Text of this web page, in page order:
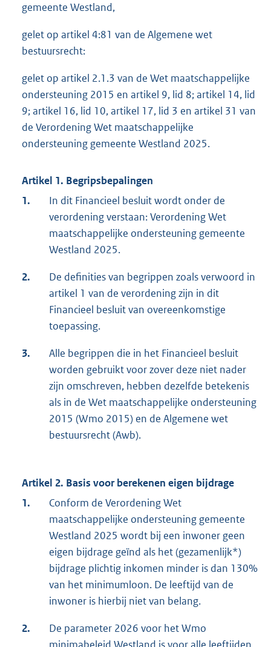
gemeente Westland,
gelet op artikel 4:81 van de Algemene wet
bestuursrecht:
gelet op artikel 2.1.3 van de Wet maatschappelijke
ondersteuning 2015 en artikel 9, lid 8; artikel 14, lid
9; artikel 16, lid 10, artikel 17, lid 3 en artikel 31 van
de Verordening Wet maatschappelijke
ondersteuning gemeente Westland 2025.
Artikel 1. Begripsbepalingen
1.
In dit Financieel besluit wordt onder de
verordening verstaan: Verordening Wet
maatschappelijke ondersteuning gemeente
Westland 2025.
2.
De definities van begrippen zoals verwoord in
artikel 1 van de verordening zijn in dit
Financieel besluit van overeenkomstige
toepassing.
3.
Alle begrippen die in het Financieel besluit
worden gebruikt voor zover deze niet nader
zijn omschreven, hebben dezelfde betekenis
als in de Wet maatschappelijke ondersteuning
2015 (Wmo 2015) en de Algemene wet
bestuursrecht (Awb).
Artikel 2. Basis voor berekenen eigen bijdrage
1.
Conform de Verordening Wet
maatschappelijke ondersteuning gemeente
Westland 2025 wordt bij een inwoner geen
eigen bijdrage geïnd als het (gezamenlijk*)
bijdrage plichtig inkomen minder is dan 130%
van het minimumloon. De leeftijd van de
inwoner is hierbij niet van belang.
2.
De parameter 2026 voor het Wmo